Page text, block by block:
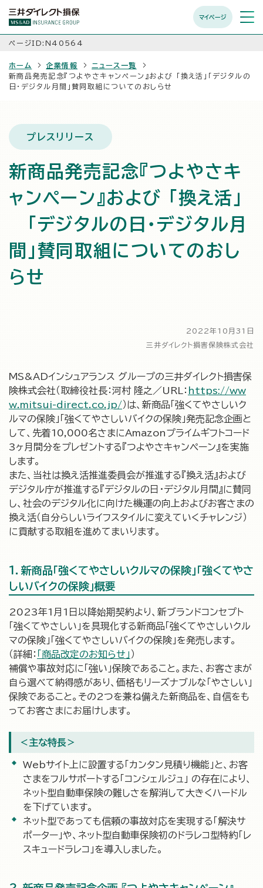
マイページ
メニュ
開く
ページID:N40564
ホーム 企業情報
ニュース一覧
新商品発売記念『つよやさキャンペーン』および 「換え活」「デジタルの
日・デジタル月間」賛同取組についてのおしらせ
プレスリリース
新商品発売記念『つよやさキ
ャンペーン』および 「換え活」
「デジタルの日・デジタル月
間」賛同取組についてのおし
らせ
2022年10月31日
三井ダイレクト損害保険株式会社
MS&ADインシュアランス グループの三井ダイレクト損害保
険株式会社（取締役社長：河村 隆之／URL： https://ww
w.mitsui-direct.co.jp/ ）は、新商品「強くてやさしいク
ルマの保険」「強くてやさしいバイクの保険」発売記念企画と
して、先着10,000名さまにAmazonプライムギフトコード
3ヶ月間分をプレゼントする『つよやさキャンペーン』を実施
します。
また、当社は換え活推進委員会が推進する『換え活』および
デジタル庁が推進する『デジタルの日・デジタル月間』に賛同
し、社会のデジタル化に向けた機運の向上およびお客さまの
換え活（自分らしいライフスタイルに変えていくチャレンジ）
に貢献する取組を進めてまいります。
1．新商品「強くてやさしいクルマの保険」「強くてやさ
しいバイクの保険」概要
2023年1月1日以降始期契約より、新ブランドコンセプト
「強くてやさしい」を具現化する新商品「強くてやさしいクル
マの保険」「強くてやさしいバイクの保険」を発売します。
（詳細： 「商品改定のお知らせ」 ）
補償や事故対応に「強い」保険であること。また、お客さまが
自ら選べて納得感があり、価格もリーズナブルな「やさしい」
保険であること。その2つを兼ね備えた新商品を、自信をも
ってお客さまにお届けします。
＜主な特長＞
Webサイト上に設置する「カンタン見積り機能」と、お客
さまをフルサポートする「コンシェルジュ」 の存在により、
ネット型自動車保険の難しさを解消して大きくハードル
を下げています。
ネット型であっても信頼の事故対応を実現する「解決サ
ポーター」や、ネット型自動車保険初のドラレコ型特約「レ
スキュードラレコ」を導入しました。